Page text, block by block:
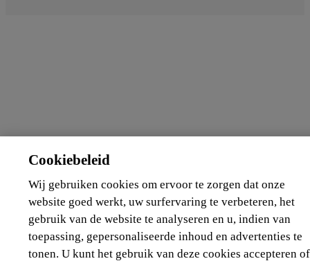
Cookiebeleid
Wij gebruiken cookies om ervoor te zorgen dat onze
website goed werkt, uw surfervaring te verbeteren, het
gebruik van de website te analyseren en u, indien van
toepassing, gepersonaliseerde inhoud en advertenties te
tonen. U kunt het gebruik van deze cookies accepteren of